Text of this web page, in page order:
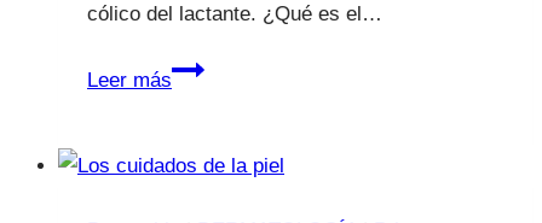
cólico del lactante. ¿Qué es el…
Leer másCólico